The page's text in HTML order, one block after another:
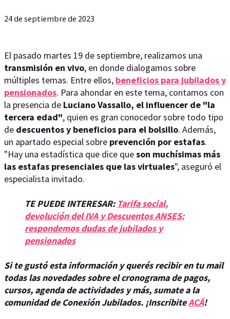
24 de septiembre de 2023
El pasado martes 19 de septiembre, realizamos una
transmisión en vivo, en donde dialogamos sobre
múltiples temas. Entre ellos, beneficios para jubilados y
pensionados. Para ahondar en este tema, contamos con
la presencia de Luciano Vassallo, el influencer de "la
tercera edad", quien es gran conocedor sobre todo tipo
de descuentos y beneficios para el bolsillo. Además,
un apartado especial sobre prevención por estafas.
"Hay una estadística que dice queson muchísimas más
las estafas presenciales que las virtuales", aseguró el
especialista invitado.
TE PUEDE INTERESAR: Tarifa social,
devolución del IVA y Descuentos ANSES:
respondemos dudas de jubilados y
pensionados
Si te gustó esta información y querés recibir en tu mail
todas las novedades sobre el cronograma de pagos,
cursos, agenda de actividades y más, sumate a la
comunidad de Conexión Jubilados. ¡InscribiteACÁ!